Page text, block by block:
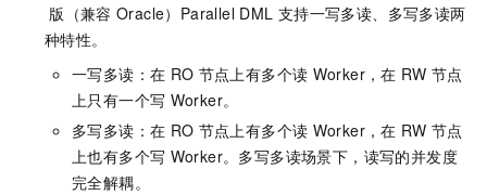
版（兼容 Oracle） Parallel DML 支持一写多读、多写多读两
种特性。
一写多读：在 RO 节点上有多个读 Worker，在 RW 节点
上只有一个写 Worker。
多写多读：在 RO 节点上有多个读 Worker，在 RW 节点
上也有多个写 Worker。多写多读场景下，读写的并发度
完全解耦。